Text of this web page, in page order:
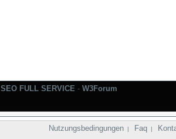
SEO FULL SERVICE - W3Forum
Nutzungsbedingungen | Faq |